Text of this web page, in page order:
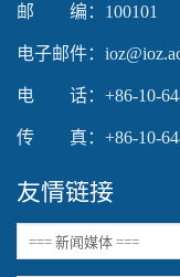
邮 编：100101
电子邮件：
电 话：+86-10-
传 真：+86-10-
友情链接